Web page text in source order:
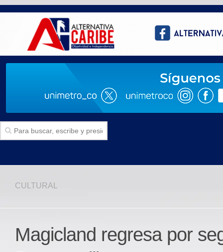
Politica
Deportes
CULTURAL
Magicland regresa por